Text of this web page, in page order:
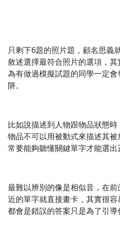
只剩下6題的照片題，顧名思義
敘述選擇最符合照片的選項，
為有做過模擬試題的同學一定
阱。
比如說描述到人物跟物品狀態
物品不可以用被動式來描述其
常要能夠聽懂關鍵單字才能選出
最難以辨別的像是相似音，在
近的單字就直接畫卡，其實很
都會是錯誤的答案只是為了引導